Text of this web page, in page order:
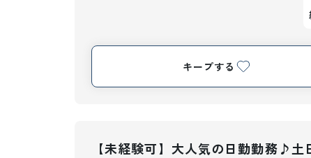
キープする
【未経験可】大人気の日勤勤務♪